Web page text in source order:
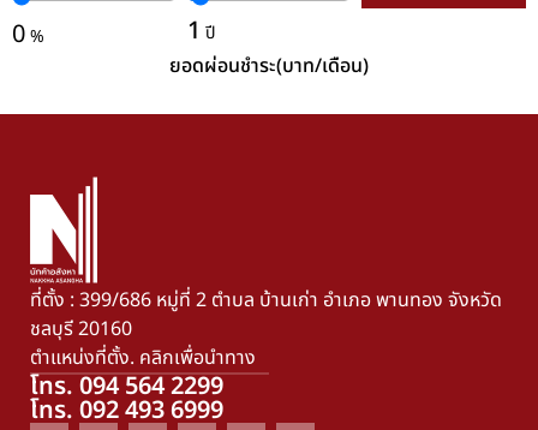
0% 1 ปี
ยอดผ่อนชำระ(บาท/เดือน)
ที่ตั้ง : 399/686 หมู่ที่ 2 ตำบล บ้านเก่า อำเภอ พานทอง จังหวัด
ชลบุรี 20160
ตำแหน่งที่ตั้ง. คลิกเพื่อนำทาง
โทร. 094 564 2299
โทร. 092 493 6999